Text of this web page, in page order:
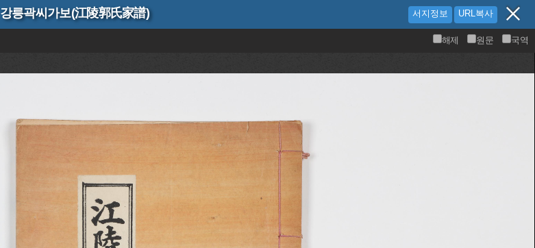
강릉곽씨가보(江陵郭氏家譜) 서지정보 URL복사
해제 원문 국역